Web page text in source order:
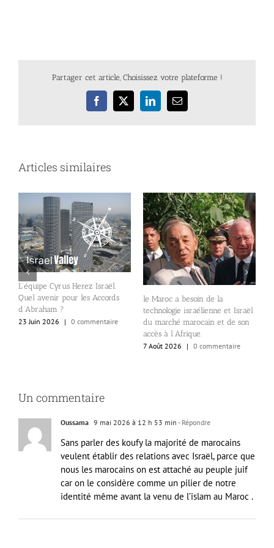
Partager cet article, Choisissez votre plateforme !
Facebook
X LinkedInEmail
Articles similaires
L’équipe Cyrus Herez Israël.
Quel avenir pour les Accords
d’Abraham ?
23 Juin 2026
| 0 commentaire
le Maroc a besoin de la
technologie israélienne et Israël
du marché marocain et de son
accès à l’Afrique.
7 Août 2026
| 0 commentaire
Un commentaire
Oussama 9 mai 2026 à 12 h 53 min - Répondre
Sans parler des koufy la majorité de marocains
veulent établir des relations avec Israël, parce que
nous les marocains on est attaché au peuple juif
car on le considère comme un pilier de notre
identité même avant la venu de l’islam au Maroc .